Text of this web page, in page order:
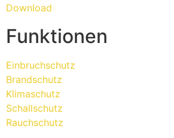
Download
Funktionen
Einbruchschutz
Brandschutz
Klimaschutz
Schallschutz
Rauchschutz